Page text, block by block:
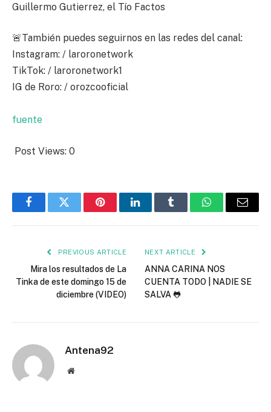
Guillermo Gutierrez, el Tío Factos
🚨También puedes seguirnos en las redes del canal:
Instagram: / laroronetwork
TikTok: / laroronetwork1
IG de Roro: / orozcooficial
fuente
Post Views: 0
FacebookTwitter PinterestLinkedInTumblr WhatsAppEmail
PREVIOUS ARTICLE
Mira los resultados de La
Tinka de este domingo 15 de
diciembre (VIDEO)
NEXT ARTICLE
ANNA CARINA NOS
CUENTA TODO | NADIE SE
SALVA 🐸
Antena92
Website